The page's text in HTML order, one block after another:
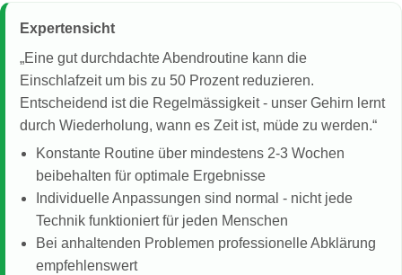
Expertensicht
„Eine gut durchdachte Abendroutine kann die
Einschlafzeit um bis zu 50 Prozent reduzieren.
Entscheidend ist die Regelmässigkeit - unser Gehirn lernt
durch Wiederholung, wann es Zeit ist, müde zu werden.“
Konstante Routine über mindestens 2-3 Wochen
beibehalten für optimale Ergebnisse
Individuelle Anpassungen sind normal - nicht jede
Technik funktioniert für jeden Menschen
Bei anhaltenden Problemen professionelle Abklärung
empfehlenswert